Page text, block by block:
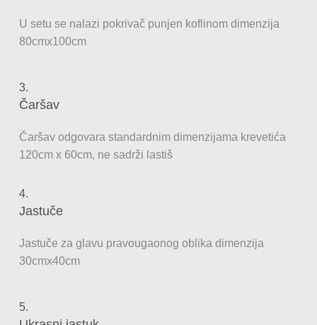
U setu se nalazi pokrivač punjen koflinom dimenzija
80cmx100cm
3.
Čaršav
Čaršav odgovara standardnim dimenzijama krevetića
120cm x 60cm, ne sadrži lastiš
4.
Jastuče
Jastuče za glavu pravougaonog oblika dimenzija
30cmx40cm
5.